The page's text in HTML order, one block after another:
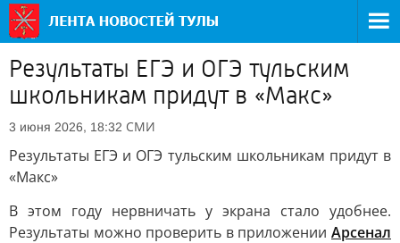
Результаты ЕГЭ и ОГЭ тульским
школьникам придут в «Макс»
3 июня 2026, 18:32 СМИ
Результаты ЕГЭ и ОГЭ тульским школьникам придут в
«Макс»
В этом году нервничать у экрана стало удобнее.
Результаты можно проверить в приложении Арсенал